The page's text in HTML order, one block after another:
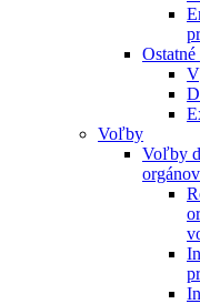
Voľby
Voľby